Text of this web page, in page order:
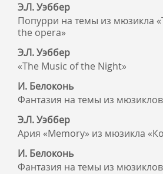
Э.Л. Уэббер
Попурри на темы из мюзикла
the opera»
Э.Л. Уэббер
«The Music of the Night»
И. Белоконь
Фантазия на темы из
Э.Л. Уэббер
Ария «Memory» из мюзикла
И. Белоконь
Фантазия на темы из